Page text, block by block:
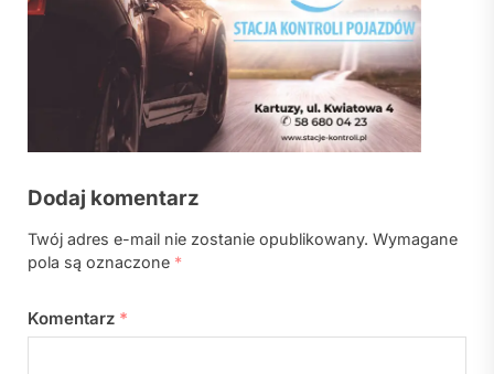
Dodaj komentarz
Twój adres e-mail nie zostanie opublikowany. Wymagane
pola są oznaczone *
Komentarz *